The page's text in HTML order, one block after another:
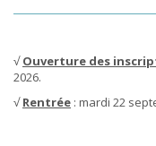
√Ouverture des
2026.
√Rentrée : mardi 22